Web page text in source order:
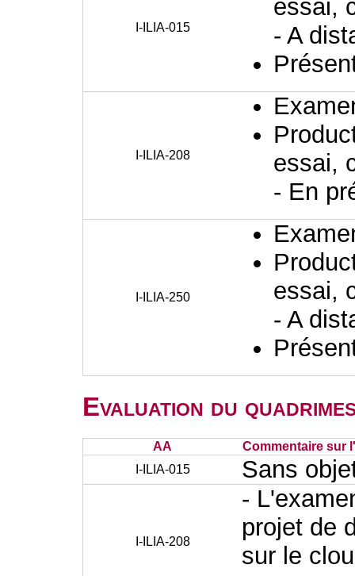
I-ILIA-015
essai,
- A
I-ILIA-208
essai,
- En
I-ILIA-250
essai,
- A
Evaluation du
AA
Commentaire sur
I-ILIA-015
Sans
I-ILIA-208
-
projet de
sur le